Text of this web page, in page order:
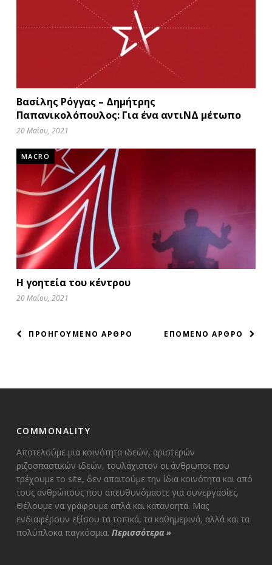
Βασίλης Ρόγγας – Δημήτρης
Παπανικολόπουλος: Για ένα αντιΝΔ μέτωπο
20 Μαΐου, 2021
MACRO
Η γοητεία του κέντρου
20 Μαΐου, 2021
ΠΛΟΗΓΗΣΗ
ΕΠΟΜΕΝΟ ΑΡΘΡΟ
ΠΡΟΗΓΟΥΜΕΝΟ ΑΡΘΡΟ
COMMONALITY
Αποτελούμε μια κοινότητα ιδεών, αριστερών
ριζοσπαστικών ιδεών, τουλάχιστον οι άνθρωποι που
τρέχουμε το site, δεν απαιτούμε την ίδια κοινότητα και από
τους ανθρώπους που απευθυνόμαστε για συνεργασίες.
Θέλουμε να γράφουμε απλά και κατανοητά. Μας
ενδιαφέρουν εξίσου τα τοπικά, τα καθημερινά, αλλά και τα
πολύπλοκα παγκόσμια. Περισσότερα»